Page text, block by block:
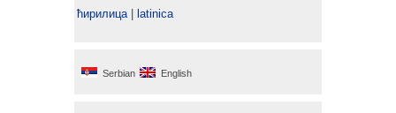
ћирилица | latinica
Serbian English